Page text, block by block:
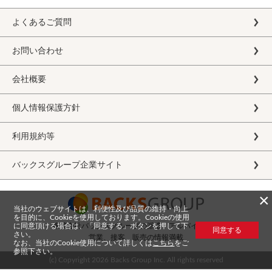
よくあるご質問
お問い合わせ
会社概要
個人情報保護方針
利用規約等
バックスグループ企業サイト
株式会社バックスグループの派遣・アルバイト求人
営業、接客、販売の情報満載
(c) Copyright 2026 Backs Group Inc. All rights reserved
×
当社のウェブサイトは、利便性及び品質の維持・向上
を目的に、Cookieを使用しております。Cookieの使用
に同意頂ける場合は、「同意する」ボタンを押して下
さい。
なお、当社のCookie使用について詳しくは こちらをご
参照下さい。
同意する